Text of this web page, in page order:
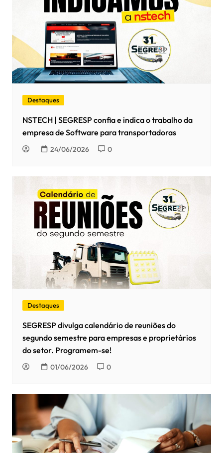
Destaques
NSTECH | SEGRESP confia e indica o trabalho da
empresa de Software para transportadoras
24/06/2026 0
Destaques
SEGRESP divulga calendário de reuniões do
segundo semestre para empresas e proprietários
do setor. Programem-se!
01/06/2026 0